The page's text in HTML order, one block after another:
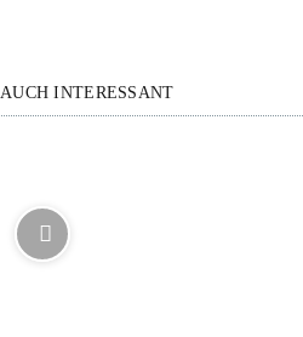
AUCH INTERESSANT